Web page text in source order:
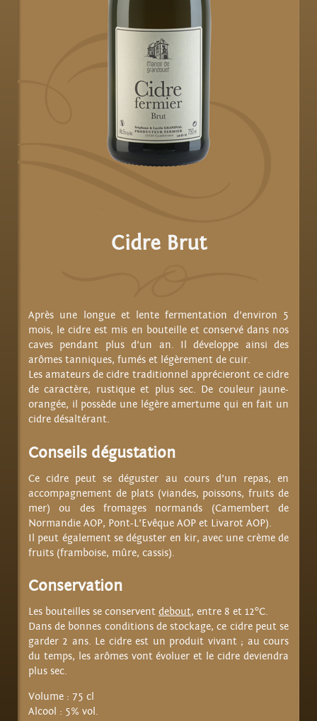
Cidre Brut
Après une longue et lente fermentation d’environ 5
mois, le cidre est mis en bouteille et conservé dans nos
caves pendant plus d’un an. Il développe ainsi des
arômes tanniques, fumés et légèrement de cuir.
Les amateurs de cidre traditionnel apprécieront ce cidre
de caractère, rustique et plus sec. De couleur jaune-
orangée, il possède une légère amertume qui en fait un
cidre désaltérant.
Conseils dégustation
Ce cidre peut se déguster au cours d’un repas, en
accompagnement de plats (viandes, poissons, fruits de
mer) ou des fromages normands (Camembert de
Normandie AOP, Pont-L’Evêque AOP et Livarot AOP).
Il peut également se déguster en kir, avec une crème de
fruits (framboise, mûre, cassis).
Conservation
Les bouteilles se conservent debout, entre 8 et 12°C.
Dans de bonnes conditions de stockage, ce cidre peut se
garder 2 ans. Le cidre est un produit vivant ; au cours
du temps, les arômes vont évoluer et le cidre deviendra
plus sec.
Volume : 75 cl
Alcool : 5% vol.